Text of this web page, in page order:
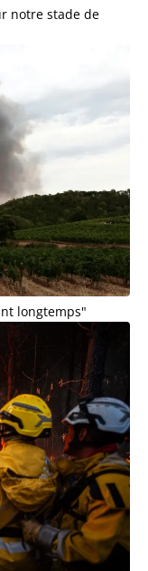
notre stade de
longtemps"